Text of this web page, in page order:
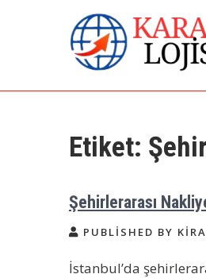
İstanbul Evden
Nakliyat
Karagöz Lojistik Evden
Etiket:
Şehirlerarası
PUBLISHED BY
İstanbul’da